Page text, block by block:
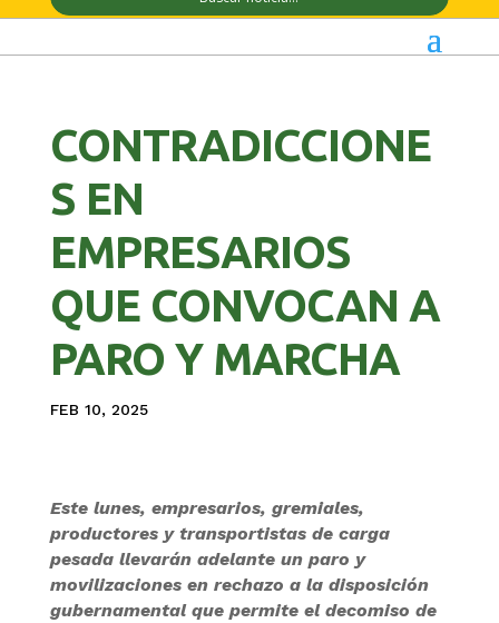
CONTRADICCIONE
S EN
EMPRESARIOS
QUE CONVOCAN A
PARO Y MARCHA
FEB 10, 2025
Este lunes, empresarios, gremiales,
productores y transportistas de carga
pesada llevarán adelante un paro y
movilizaciones en rechazo a la disposición
gubernamental que permite el decomiso de